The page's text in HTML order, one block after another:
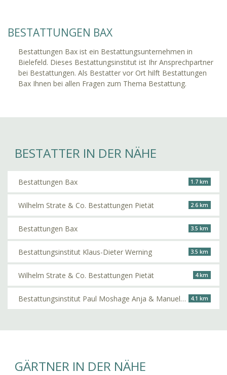
BESTATTUNGEN BAX
Bestattungen Bax ist ein Bestattungsunternehmen in
Bielefeld. Dieses Bestattungsinstitut ist Ihr Ansprechpartner
bei Bestattungen. Als Bestatter vor Ort hilft Bestattungen
Bax Ihnen bei allen Fragen zum Thema Bestattung.
BESTATTER IN DER NÄHE
Bestattungen Bax 1.7 km
Wilhelm Strate & Co. Bestattungen Pietät 2.6 km
Bestattungen Bax 3.5 km
Bestattungsinstitut Klaus-Dieter Werning 3.5 km
Wilhelm Strate & Co. Bestattungen Pietät 4 km
Bestattungsinstitut Paul Moshage Anja & Manuela Moshage 4.1 km
GÄRTNER IN DER NÄHE